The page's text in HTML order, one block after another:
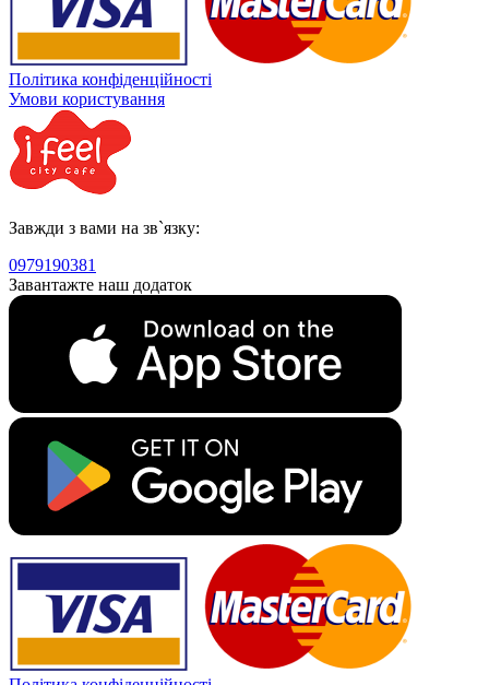
Політика конфіденційності
Умови користування
Завжди з вами на зв`язку:
0979190381
Завантажте наш додаток